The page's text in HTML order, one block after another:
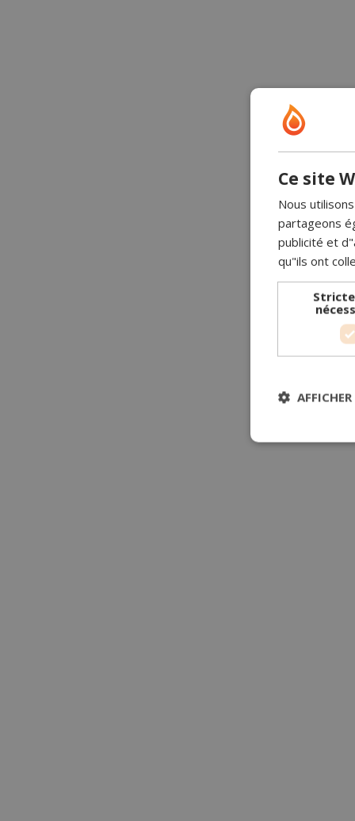
Ce site
Nous
partageons
publicité et
qu"ils ont